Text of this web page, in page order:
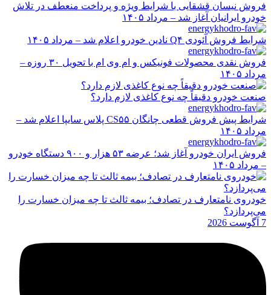
فروش نیسان قشقایی با شرایط ویژه و پرداخت منعطف در تلاش
خودرو ایرانیان آغاز شد – مرداد ۱۴۰۵
شرایط فروش آئودی Q۴ نادین خودرو اعلام شد – مرداد ۱۴۰۵
فروش نقدی محصولات فونیکس و ام وی ام با تحویل ۳۰ روزه –
مرداد ۱۴۰۵
صنعت خودرو دقیقاً چه نوع کاغذی لازم دارد؟
شرایط پیش فروش قطعی چانگان CS۵۵ پلاس سایپا اعلام شد –
مرداد ۱۴۰۵
فروش ایران خودرو آغاز شد؛ عرضه ۵۳ هزار و ۹۰۰ دستگاه خودرو
– مرداد ۱۴۰۵
خودروی نامتعارف در تصادف؛ بیمه ثالث تا چه میزان خسارت را
می‌پردازد؟
7 آگوست 2026